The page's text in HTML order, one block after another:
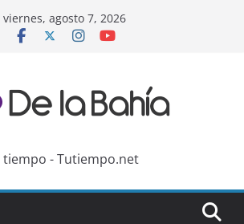
viernes, agosto 7, 2026
tiempo - Tutiempo.net